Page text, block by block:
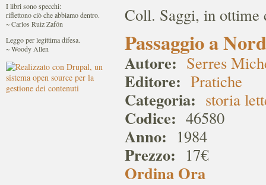
Coll. Saggi, in ottime
Passaggio a
Autore: Serres
Editore: Pratiche
Categoria: storia
Codice: 46580
Anno: 1984
Prezzo: 17€
Ordina Ora
I libri sono specchi:
riflettono ciò che abbiamo dentro.
~ Carlos Ruiz Zafón
Leggo per legittima difesa.
~ Woody Allen